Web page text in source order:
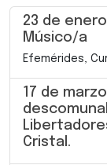
23 de
Músico/a
Efemérides,
17 de
Cristal.